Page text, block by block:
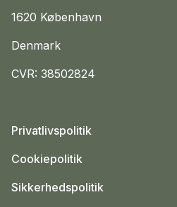
1620 København
Denmark
CVR: 38502824
Privatlivspolitik
Cookiepolitik
Sikkerhedspolitik